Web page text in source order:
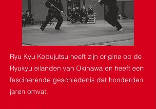
Ryu Kyu Kobujutsu heeft zijn origine op de
Ryukyu eilanden van Okinawa en heeft een
fascinerende geschiedenis dat honderden
jaren omvat.